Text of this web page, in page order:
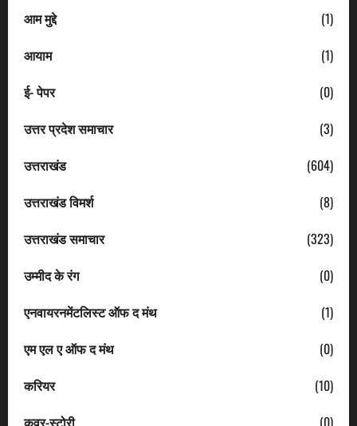
आम मुद्दे
(1)
आयाम
(1)
ई- पेपर
(0)
उत्तर प्रदेश समाचार
(3)
उत्तराखंड
(604)
उत्तराखंड विमर्श
(8)
उत्तराखंड समाचार
(323)
उम्मीद के रंग
(0)
एनवायरनमेंटलिस्ट ऑफ द मंथ
(1)
एम एल ए ऑफ द मंथ
(0)
करियर
(10)